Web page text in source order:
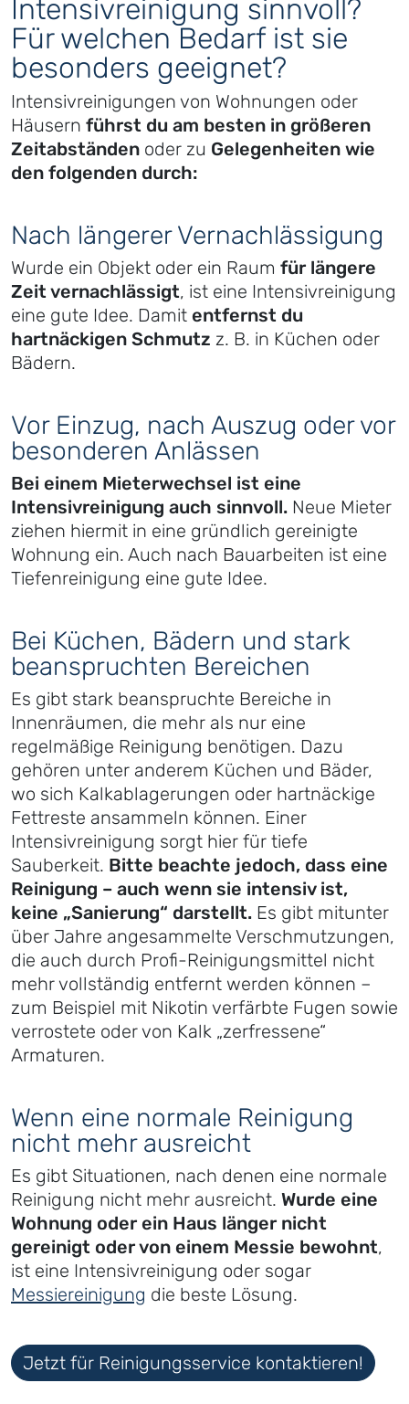
Intensivreinigung sinnvoll?
Für welchen Bedarf ist sie
besonders geeignet?
Intensivreinigungen von Wohnungen oder
Häusern führst du am besten in größeren
Zeitabständen oder zu Gelegenheiten wie
den folgenden durch:
Nach längerer Vernachlässigung
Wurde ein Objekt oder ein Raum für längere
Zeit vernachlässigt, ist eine Intensivreinigung
eine gute Idee. Damit entfernst du
hartnäckigen Schmutz z. B. in Küchen oder
Bädern.
Vor Einzug, nach Auszug oder vor
besonderen Anlässen
Bei einem Mieterwechsel ist eine
Intensivreinigung auch sinnvoll. Neue Mieter
ziehen hiermit in eine gründlich gereinigte
Wohnung ein. Auch nach Bauarbeiten ist eine
Tiefenreinigung eine gute Idee.
Bei Küchen, Bädern und stark
beanspruchten Bereichen
Es gibt stark beanspruchte Bereiche in
Innenräumen, die mehr als nur eine
regelmäßige Reinigung benötigen. Dazu
gehören unter anderem Küchen und Bäder,
wo sich Kalkablagerungen oder hartnäckige
Fettreste ansammeln können. Einer
Intensivreinigung sorgt hier für tiefe
Sauberkeit. Bitte beachte jedoch, dass eine
Reinigung – auch wenn sie intensiv ist,
keine „Sanierung“ darstellt. Es gibt mitunter
über Jahre angesammelte Verschmutzungen,
die auch durch Profi-Reinigungsmittel nicht
mehr vollständig entfernt werden können –
zum Beispiel mit Nikotin verfärbte Fugen sowie
verrostete oder von Kalk „zerfressene“
Armaturen.
Wenn eine normale Reinigung
nicht mehr ausreicht
Es gibt Situationen, nach denen eine normale
Reinigung nicht mehr ausreicht. Wurde eine
Wohnung oder ein Haus länger nicht
gereinigt oder von einem Messie bewohnt,
ist eine Intensivreinigung oder sogar
Messiereinigung die beste Lösung.
Jetzt für Reinigungsservice kontaktieren!